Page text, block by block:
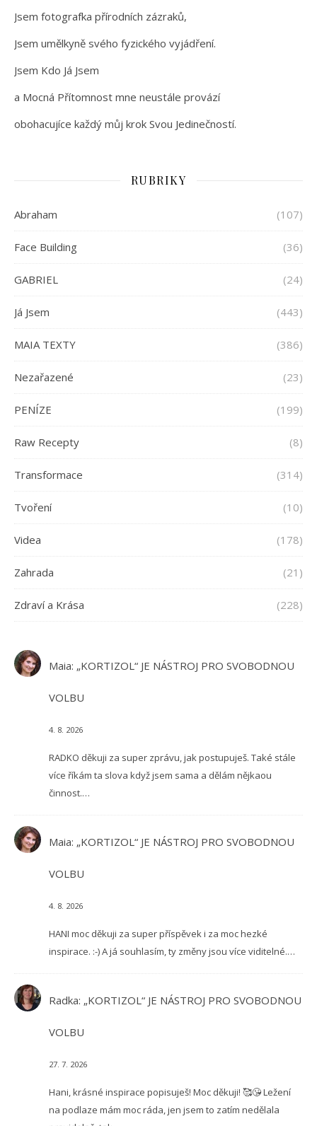
Jsem fotografka přírodních zázraků,
Jsem umělkyně svého fyzického vyjádření.
Jsem Kdo Já Jsem
a Mocná Přítomnost mne neustále provází
obohacujíce každý můj krok Svou Jedinečností.
RUBRIKY
Abraham (107)
Face Building (36)
GABRIEL (24)
Já Jsem (443)
MAIA TEXTY (386)
Nezařazené (23)
PENÍZE (199)
Raw Recepty (8)
Transformace (314)
Tvoření (10)
Videa (178)
Zahrada (21)
Zdraví a Krása (228)
Maia: „KORTIZOL“ JE NÁSTROJ PRO SVOBODNOU
VOLBU
4. 8. 2026
RADKO děkuji za super zprávu, jak postupuješ. Také stále
více říkám ta slova když jsem sama a dělám nějkaou
činnost.…
Maia: „KORTIZOL“ JE NÁSTROJ PRO SVOBODNOU
VOLBU
4. 8. 2026
HANI moc děkuji za super příspěvek i za moc hezké
inspirace. :-) A já souhlasím, ty změny jsou více viditelné.…
Radka: „KORTIZOL“ JE NÁSTROJ PRO SVOBODNOU
VOLBU
27. 7. 2026
Hani, krásné inspirace popisuješ! Moc děkuji! 🥰😘 Ležení
na podlaze mám moc ráda, jen jsem to zatím nedělala